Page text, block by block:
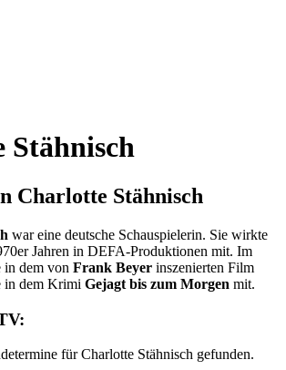
Stähnisch
Charlotte Stähnisch
war eine deutsche Schauspielerin. Sie wirkte
Jahren in DEFA-Produktionen mit. Im
in dem von Frank Beyer inszenierten Film
in dem Krimi Gejagt bis zum Morgen mit.
für Charlotte Stähnisch gefunden.